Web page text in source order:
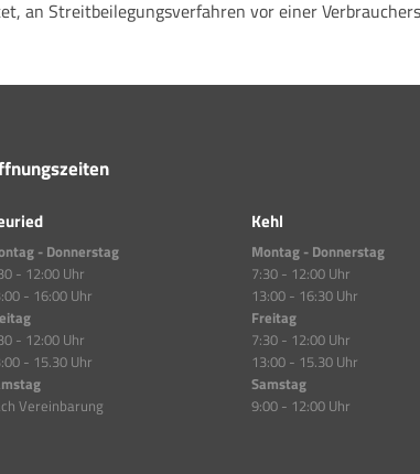
an Streitbeilegungsverfahren vor einer
- Donnerstag
- 12:00 Uhr
- 16:00 Uhr
- 12:00 Uhr
- 15.30 Uhr
Vereinbarung
Kehl
Montag - Donnerstag
7:30 - 12:00 Uhr
13:00 - 16:30 Uhr
Freitag
7:30 - 12:00 Uhr
13:00 - 15.30 Uhr
Samstag
9:00 - 12:00 Uhr